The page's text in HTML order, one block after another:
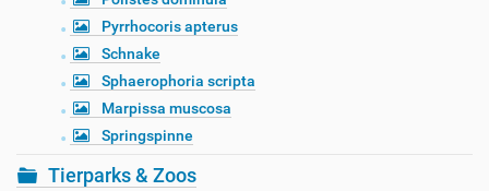
Pyrrhocoris apterus
Schnake
Sphaerophoria scripta
Marpissa muscosa
Springspinne
Tierparks & Zoos